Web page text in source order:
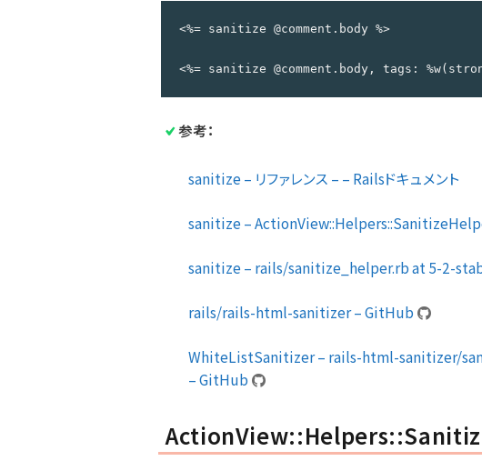
<%= sanitize @comment.body %>
<%= sanitize @comment.body, tags:
参考：
sanitize – リファレンス – – Railsドキュメント
sanitize –
sanitize – rails/sanitize_helper.rb at 5-2-
rails/rails-html-sanitizer – GitHub
WhiteListSanitizer – rails-html-sanitizer/
– GitHub